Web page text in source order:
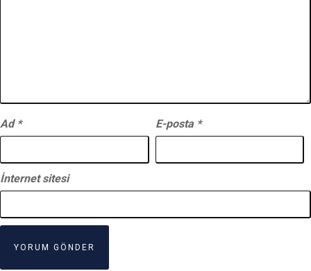
Ad * E-posta *
İnternet sitesi